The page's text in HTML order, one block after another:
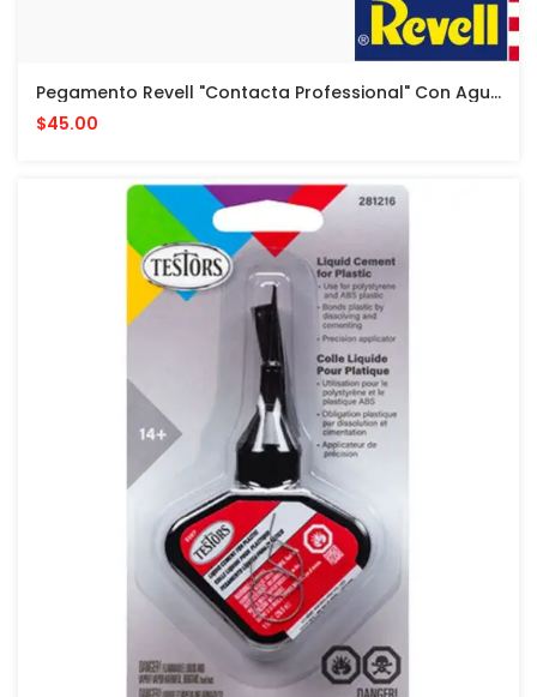
Pegamento Revell "Contacta Professional" Con Aguja - 25 G - Cemento Para Modelos Plasticos
$45.00